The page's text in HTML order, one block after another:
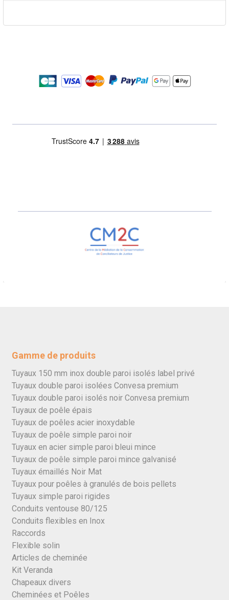
Gamme de produits
Tuyaux 150 mm inox double paroi isolés label privé
Tuyaux double paroi isolées Convesa premium
Tuyaux double paroi isolés noir Convesa premium
Tuyaux de poêle épais
Tuyaux de poêles acier inoxydable
Tuyaux de poêle simple paroi noir
Tuyaux en acier simple paroi bleui mince
Tuyaux de poêle simple paroi mince galvanisé
Tuyaux émaillés Noir Mat
Tuyaux pour poêles à granulés de bois pellets
Tuyaux simple paroi rigides
Conduits ventouse 80/125
Conduits flexibles en Inox
Raccords
Flexible solin
Articles de cheminée
Kit Veranda
Chapeaux divers
Cheminées et Poêles